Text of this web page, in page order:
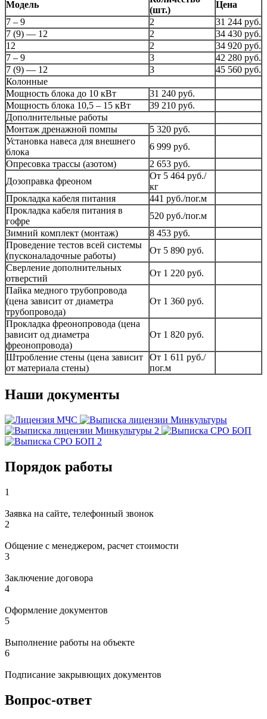
Модель
(шт.)
Цена
7 – 9
2
31 244 руб.
7 (9) — 12
2
34 430 руб.
12
2
34 920 руб.
7 – 9
3
42 280 руб.
7 (9) — 12
3
45 560 руб.
Колонные
Мощность блока до 10 кВт
31 240 руб.
Мощность блока 10,5 – 15 кВт
39 210 руб.
Дополнительные работы
Монтаж дренажной помпы
5 320 руб.
Установка навеса для внешнего
блока
6 999 руб.
Опресовка трассы (азотом)
2 653 руб.
Дозоправка фреоном
От 5 464 руб./
кг
Прокладка кабеля питания
441 руб./пог.м
Прокладка кабеля питания в
гофре
520 руб./пог.м
Зимний комплект (монтаж)
8 453 руб.
Проведение тестов всей системы
(пусконаладочные работы)
От 5 890 руб.
Сверление дополнительных
отверстий
От 1 220 руб.
Пайка медного трубопровода
(цена зависит от диаметра
трубопровода)
От 1 360 руб.
Прокладка фреонопровода (цена
зависит од диаметра
фреонопровода)
От 1 820 руб.
Штробление стены (цена зависит
от материала стены)
От 1 611 руб./
пог.м
Наши документы
Порядок работы
1
Заявка на сайте, телефонный звонок
2
Общение с менеджером, расчет стоимости
3
Заключение договора
4
Оформление документов
5
Выполнение работы на объекте
6
Подписание закрывющих документов
Вопрос-ответ